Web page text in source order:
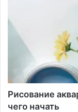
Рисование
чего начать